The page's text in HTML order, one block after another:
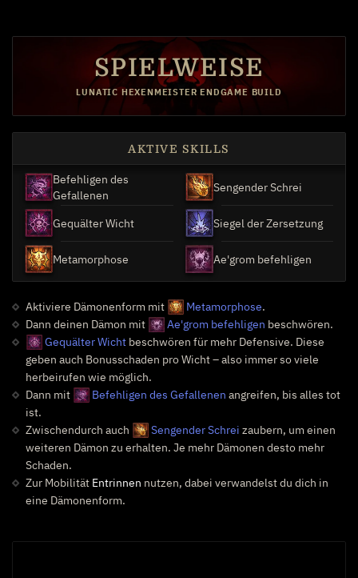
SPIELWEISE
LUNATIC HEXENMEISTER ENDGAME BUILD
AKTIVE SKILLS
Befehligen des
Gefallenen
Sengender Schrei
Gequälter Wicht Siegel der Zersetzung
Metamorphose Ae'grom befehligen
Aktiviere Dämonenform mit Metamorphose.
Dann deinen Dämon mit
Ae'grom befehligen beschwören.
Gequälter Wicht beschwören für mehr Defensive. Diese
geben auch Bonusschaden pro Wicht – also immer so viele
herbeirufen wie möglich.
Dann mit
Befehligen des Gefallenen angreifen, bis alles tot
ist.
Zwischendurch auch
Sengender Schrei zaubern, um einen
weiteren Dämon zu erhalten. Je mehr Dämonen desto mehr
Schaden.
Zur Mobilität Entrinnen nutzen, dabei verwandelst du dich in
eine Dämonenform.